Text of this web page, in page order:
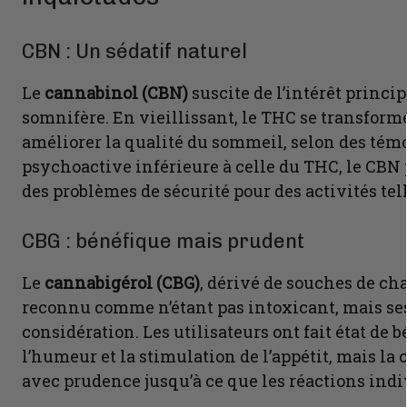
CBN : Un sédatif naturel
Le cannabinol (CBN) suscite de l’intérêt
somnifère. En vieillissant, le THC se
améliorer la qualité du sommeil, selon des
psychoactive inférieure à celle du THC, le CBN
des problèmes de sécurité pour des activités
CBG : bénéfique mais prudent
Le cannabigérol (CBG), dérivé de souches de
reconnu comme n’étant pas intoxicant, mais
considération. Les utilisateurs ont fait état de
l’humeur et la stimulation de l’appétit, mais la
avec prudence jusqu’à ce que les réactions